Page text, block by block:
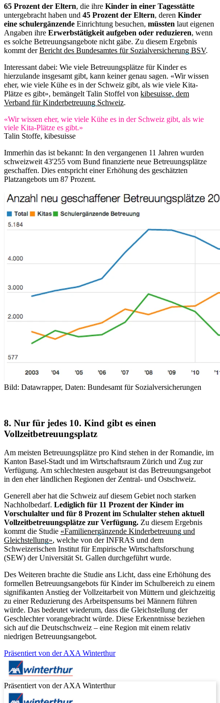
65 Prozent der Eltern, die ihre Kinder in einer Tagesstätte
untergebracht haben und 45 Prozent der Eltern, deren Kinder
eine schulergänzende Einrichtung besuchen, müssten laut eigenen
Angaben ihre Erwerbstätigkeit aufgeben oder reduzieren, wenn
es solche Betreuungsangebote nicht gäbe. Zu diesem Ergebnis
kommt derBericht des Bundesamtes für Sozialversicherung BSV.
Interessant dabei: Wie viele Betreuungsplätze für Kinder es
hierzulande insgesamt gibt, kann keiner genau sagen. «Wir wissen
eher, wie viele Kühe es in der Schweiz gibt, als wie viele Kita-
Plätze es gibt», bemängelt Talin Stoffel von kibesuisse, dem
Verband für Kinderbetreuung Schweiz.
«Wir wissen eher, wie viele Kühe es in der Schweiz gibt, als wie
viele Kita-Plätze es gibt.»
Talin Stoffe, kibesuisse
Immerhin das ist bekannt: In den vergangenen 11 Jahren wurden
schweizweit 43'255 vom Bund finanzierte neue Betreuungsplätze
geschaffen. Dies entspricht einer Erhöhung des geschätzten
Platzangebots um 87 Prozent.
Bild: Datawrapper, Daten: Bundesamt für Sozialversicherungen
8. Nur für jedes 10. Kind gibt es einen
Vollzeitbetreuungsplatz
Am meisten Betreuungsplätze pro Kind stehen in der Romandie, im
Kanton Basel-Stadt und im Wirtschaftsraum Zürich und Zug zur
Verfügung. Am schlechtesten ausgebaut ist das Betreuungsangebot
in den eher ländlichen Regionen der Zentral- und Ostschweiz.
Generell aber hat die Schweiz auf diesem Gebiet noch starken
Nachholbedarf. Lediglich für 11 Prozent der Kinder im
Vorschulalter und für 8 Prozent im Schulalter stehen aktuell
Vollzeitbetreuungsplätze zur Verfügung. Zu diesem Ergebnis
kommt die Studie «Familienergänzende Kinderbetreuung und
Gleichstellung», welche von der INFRAS und dem
Schweizerischen Institut für Empirische Wirtschaftsforschung
(SEW) der Universität St. Gallen durchgeführt wurde.
Des Weiteren brachte die Studie ans Licht, dass eine Erhöhung des
formellen Betreuungsangebots für Kinder im Schulbereich zu einem
signifikanten Anstieg der Vollzeitarbeit von Müttern und gleichzeitig
zu einer Reduzierung des Arbeitspensums bei Männern führen
würde. Das bedeutet wiederum, dass die Gleichstellung der
Geschlechter vorangebracht würde. Diese Erkenntnisse beziehen
sich auf die Deutschschweiz – eine Region mit einem relativ
niedrigen Betreuungsangebot.
Präsentiert von der AXA Winterthur
Präsentiert von der AXA Winterthur